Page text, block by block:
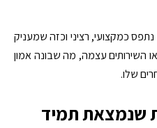
כמקצועי, רציני וכזה שמעניק
השירותים עצמה, מה שבונה אמון
שלו.
שנמצאת תמיד